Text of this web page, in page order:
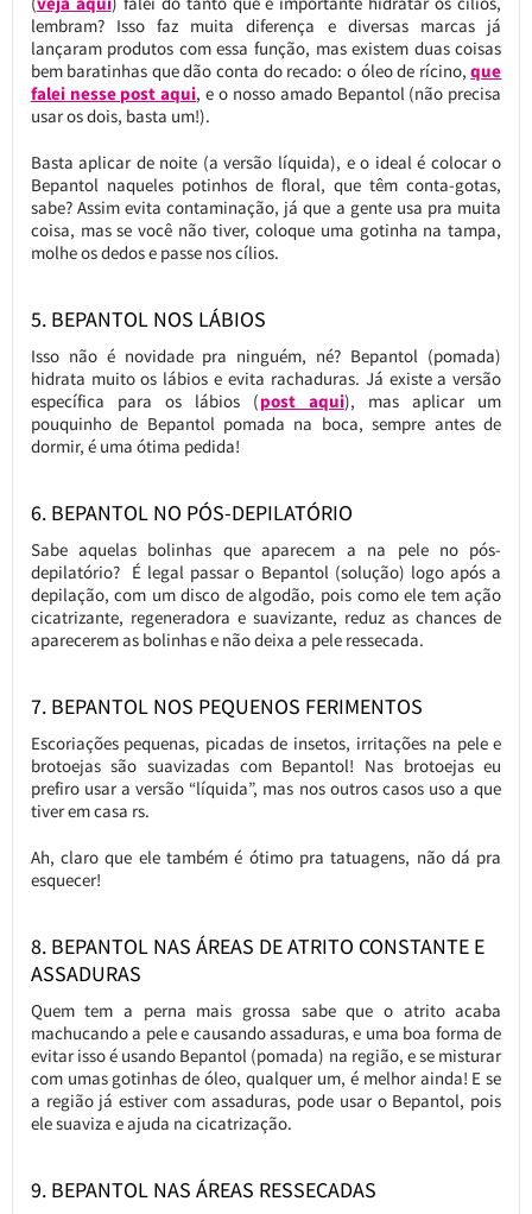
lembram? Isso faz muita diferença e diversas marcas já
lançaram produtos com essa função, mas existem duas coisas
bem baratinhas que dão conta do recado: o óleo de rícino,que
falei nesse post aqui, e o nosso amado Bepantol (não precisa
usar os dois, basta um!).
Basta aplicar de noite (a versão líquida), e o ideal é colocar o
Bepantol naqueles potinhos de floral, que têm conta-gotas,
sabe? Assim evita contaminação, já que a gente usa pra muita
coisa, mas se você não tiver, coloque uma gotinha na tampa,
molhe os dedos e passe nos cílios.
5. BEPANTOL NOS LÁBIOS
Isso não é novidade pra ninguém, né? Bepantol (pomada)
hidrata muito os lábios e evita rachaduras. Já existe a versão
específica para os lábios (post aqui), mas aplicar um
pouquinho de Bepantol pomada na boca, sempre antes de
dormir, é uma ótima pedida!
6. BEPANTOL NO PÓS-DEPILATÓRIO
Sabe aquelas bolinhas que aparecem a na pele no pós-
depilatório? É legal passar o Bepantol (solução) logo após a
depilação, com um disco de algodão, pois como ele tem ação
cicatrizante, regeneradora e suavizante, reduz as chances de
aparecerem as bolinhas e não deixa a pele ressecada.
7. BEPANTOL NOS PEQUENOS FERIMENTOS
Escoriações pequenas, picadas de insetos, irritações na pele e
brotoejas são suavizadas com Bepantol! Nas brotoejas eu
prefiro usar a versão “líquida”, mas nos outros casos uso a que
tiver em casa rs.
Ah, claro que ele também é ótimo pra tatuagens, não dá pra
esquecer!
8. BEPANTOL NAS ÁREAS DE ATRITO CONSTANTE E
ASSADURAS
Quem tem a perna mais grossa sabe que o atrito acaba
machucando a pele e causando assaduras, e uma boa forma de
evitar isso é usando Bepantol (pomada) na região, e se misturar
com umas gotinhas de óleo, qualquer um, é melhor ainda! E se
a região já estiver com assaduras, pode usar o Bepantol, pois
ele suaviza e ajuda na cicatrização.
9. BEPANTOL NAS ÁREAS RESSECADAS